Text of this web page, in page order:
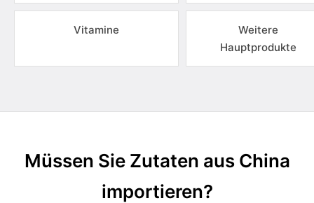
Vitamine
Weitere
Hauptprodukte
Müssen Sie Zutaten aus China
importieren?